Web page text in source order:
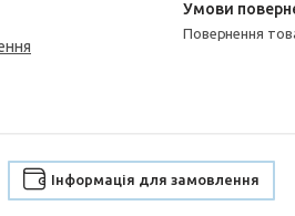
повернення
Інформація для замовлення